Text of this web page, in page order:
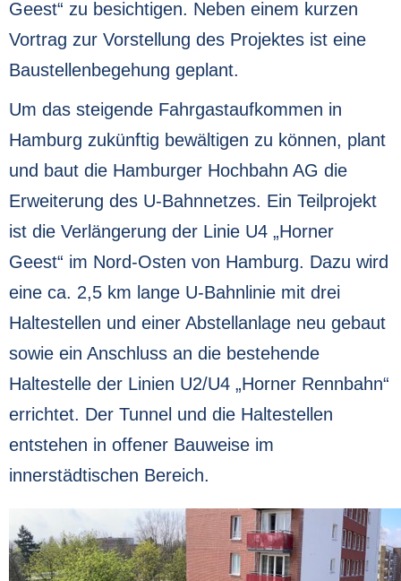
Geest“ zu besichtigen. Neben einem kurzen
Vortrag zur Vorstellung des Projektes ist eine
Baustellenbegehung geplant.
Um das steigende Fahrgastaufkommen in
Hamburg zukünftig bewältigen zu können, plant
und baut die Hamburger Hochbahn AG die
Erweiterung des U-Bahnnetzes. Ein Teilprojekt
ist die Verlängerung der Linie U4 „Horner
Geest“ im Nord-Osten von Hamburg. Dazu wird
eine ca. 2,5 km lange U-Bahnlinie mit drei
Haltestellen und einer Abstellanlage neu gebaut
sowie ein Anschluss an die bestehende
Haltestelle der Linien U2/U4 „Horner Rennbahn“
errichtet. Der Tunnel und die Haltestellen
entstehen in offener Bauweise im
innerstädtischen Bereich.